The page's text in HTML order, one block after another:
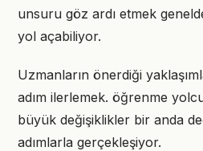
unsuru göz ardı etmek
yol açabiliyor.
Uzmanların önerdiği
adım ilerlemek. öğrenme
büyük değişiklikler bir anda
adımlarla gerçekleşiyor.